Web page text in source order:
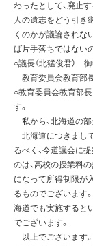
わったとして、廃止
人の遺志をどう引き
くのかが議論されな
ば片手落ちではない
○議長（北猛俊君）
教育委員会教育部
○教育委員会教育部
す。
私から、北海道の
北海道につきまし
るべく、今道議会に
のは、高校の授業料
になって所得制限が
るものでございます
海道でも実施すると
でございます。
以上でございます。